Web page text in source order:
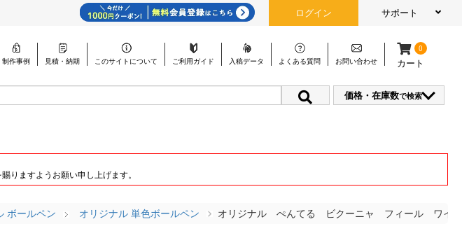
ログイン サポート
制作事例
見積・納期 このサイトについて ご利用ガイド 入稿データ よくある質問 お問い合わせ
0
カート
価格・在庫数で検索
りますようお願い申し上げます。
ボールペン オリジナル 単色ボールペン オリジナル ぺんてる ビクーニャ フィール ワイド